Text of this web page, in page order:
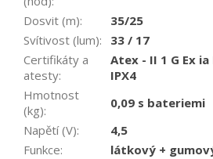
Dosvit (m):
35/25
Svítivost (lum):
33 / 17
Certifikáty a
atesty:
Atex - II 1 G Ex
IPX4
Hmotnost
(kg):
0,09 s bateriemi
Napětí (V):
4,5
Funkce:
látkový +